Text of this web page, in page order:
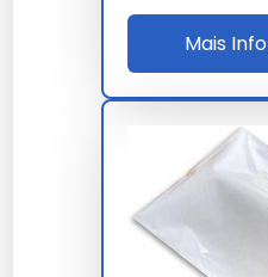
20% considera redução
extraviado, 58% custo
tempo remediação
dados pessoais
PARÂMETRO
Material
Mais